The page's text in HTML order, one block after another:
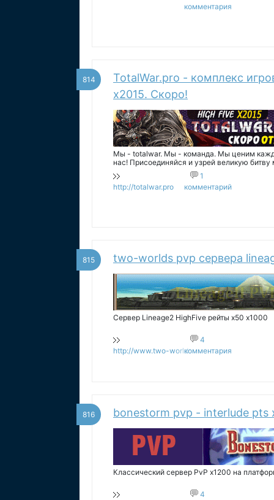
комментария
814
TotalWar.pro - комплекс
х2015. Скоро!
Мы - totalwar. Мы - команда. Мы ценим
нас! Присоединяйся и узрей великую
сервер High Five x2015.
http://totalwar.pro
1
комментарий
815 two-worlds pvp сервера
Сервер Lineage2 HighFive рейты х50 x1000
http://www.two-worlds.ws
4
комментария
816 bonestorm pvp - interlude pts
Классический сервер PvP x1200 на
4